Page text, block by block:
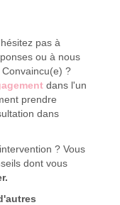
pas à
ou à nous
. Convaincu(e) ?
dans l'un
prendre
dans
? Vous
dont vous